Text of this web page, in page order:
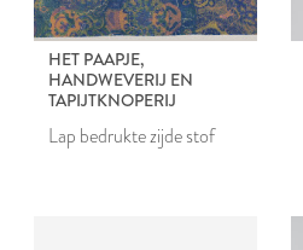
HET PAAPJE,
HANDWEVERIJ EN
TAPIJTKNOPERIJ
Lap bedrukte zijde stof